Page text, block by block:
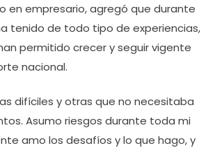
en empresario, agregó que durante
tenido de todo tipo de experiencias,
permitido crecer y seguir vigente
nacional.
difíciles y otras que no necesitaba
Asumo riesgos durante toda mi
amo los desafíos y lo que hago, y